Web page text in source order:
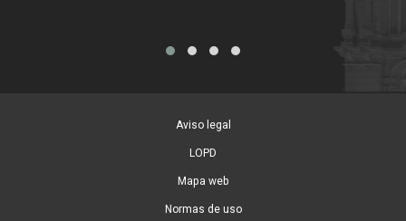
Aviso legal
LOPD
Mapa web
Normas de uso